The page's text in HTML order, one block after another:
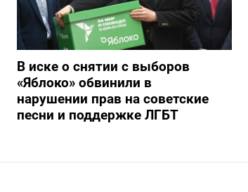
В иске о снятии с выборов
«Яблоко» обвинили в
нарушении прав на советские
песни и поддержке ЛГБТ